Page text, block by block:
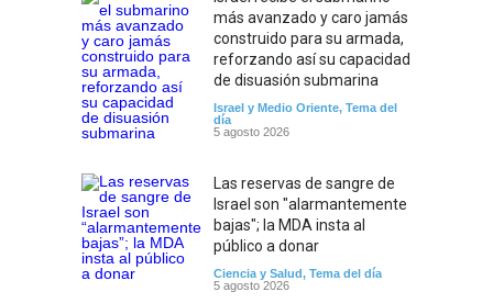
más avanzado y caro jamás
construido para su armada,
reforzando así su capacidad
de disuasión submarina
Israel y Medio Oriente, Tema del
día
5 agosto 2026
Las reservas de sangre de
Israel son "alarmantemente
bajas"; la MDA insta al
público a donar
Ciencia y Salud, Tema del día
5 agosto 2026